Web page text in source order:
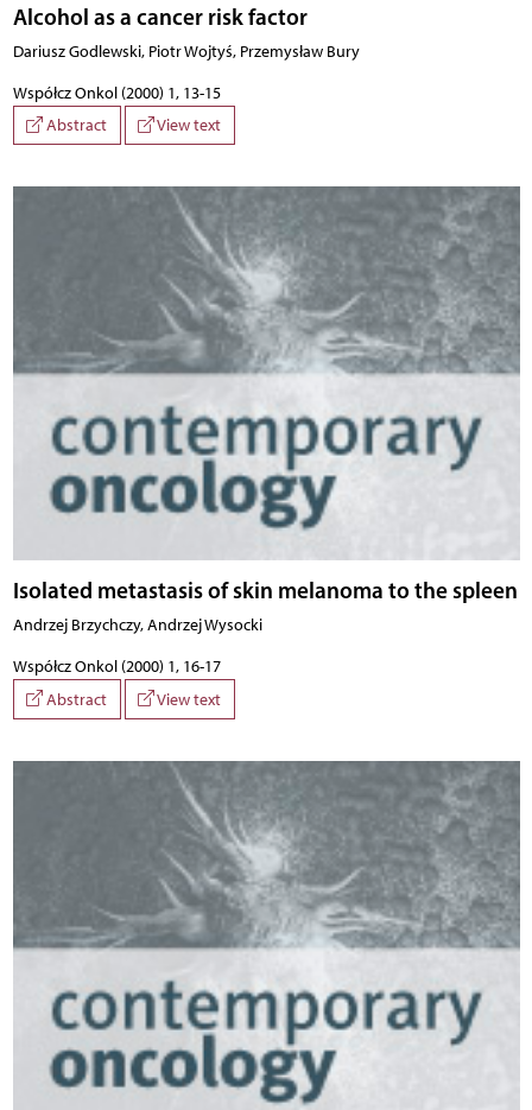
Alcohol as a cancer risk factor
Dariusz Godlewski, Piotr Wojtyś, Przemysław Bury
Współcz Onkol (2000) 1, 13-15
Abstract
View text
Isolated metastasis of skin melanoma to the spleen
Andrzej Brzychczy, Andrzej Wysocki
Współcz Onkol (2000) 1, 16-17
Abstract
View text